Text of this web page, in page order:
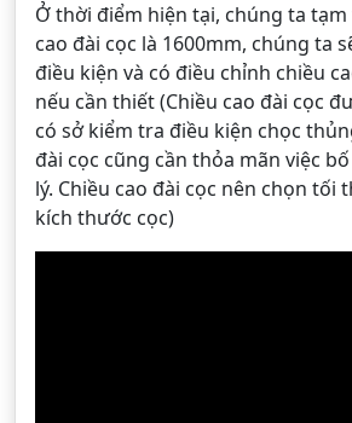
Ở thời điểm hiện tại, chúng ta
cao đài cọc là 1600mm, chúng ta
điều kiện và có điều chỉnh chiều
nếu cần thiết (Chiều cao đài cọc
có sở kiểm tra điều kiện chọc
đài cọc cũng cần thỏa mãn việc
lý. Chiều cao đài cọc nên chọn tối
kích thước cọc)